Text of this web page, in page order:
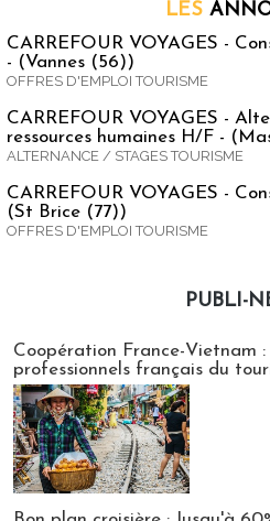
LES
CARREFOUR VOYAGES -
- (Vannes (56))
OFFRES D'EMPLOI TOURISME
CARREFOUR VOYAGES -
ressources humaines H/F -
ALTERNANCE / STAGES TOURISME
CARREFOUR VOYAGES -
(St Brice (77))
OFFRES D'EMPLOI TOURISME
PUBLI-
Coopération France-Vietnam
professionnels français du